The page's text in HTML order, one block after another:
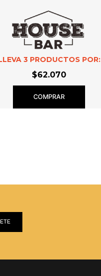
3 PRODUCTOS POR:
$62.070
COMPRAR